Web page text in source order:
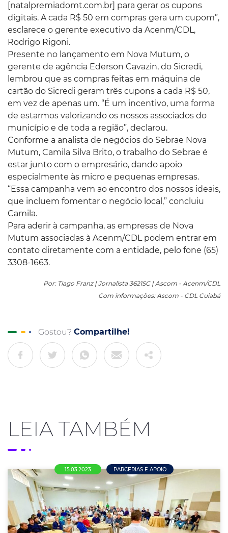
[natalpremiadomt.com.br] para gerar os cupons
digitais. A cada R$ 50 em compras gera um cupom”,
esclarece o gerente executivo da Acenm/CDL,
Rodrigo Rigoni.
Presente no lançamento em Nova Mutum, o
gerente de agência Ederson Cavazin, do Sicredi,
lembrou que as compras feitas em máquina de
cartão do Sicredi geram três cupons a cada R$ 50,
em vez de apenas um. “É um incentivo, uma forma
de estarmos valorizando os nossos associados do
município e de toda a região”, declarou.
Conforme a analista de negócios do Sebrae Nova
Mutum, Camila Silva Brito, o trabalho do Sebrae é
estar junto com o empresário, dando apoio
especialmente às micro e pequenas empresas.
“Essa campanha vem ao encontro dos nossos ideais,
que incluem fomentar o negócio local,” concluiu
Camila.
Para aderir à campanha, as empresas de Nova
Mutum associadas à Acenm/CDL podem entrar em
contato diretamente com a entidade, pelo fone (65)
3308-1663.
Por: Tiago Franz | Jornalista 3621SC | Ascom - Acenm/CDL
Com informações: Ascom - CDL Cuiabá
Gostou? Compartilhe!
LEIA TAMBÉM
15.03.2023 PARCERIAS E APOIO
Café empresarial lota auditório da
Acenm/CDL